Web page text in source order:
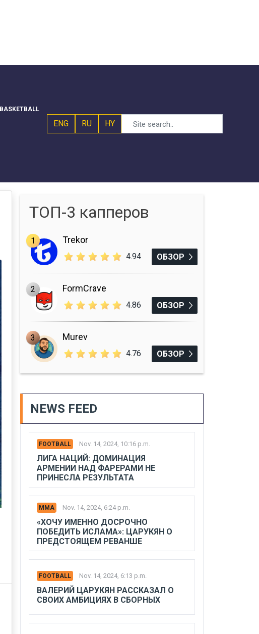
BASKETBALL
ENG RU HY
ТОП-3 капперов
1 Trekor
4.94 ОБЗОР
2 FormCrave
4.86 ОБЗОР
3 Murev
4.76 ОБЗОР
NEWS FEED
FOOTBALL Nov. 14, 2024, 10:16 p.m.
ЛИГА НАЦИЙ: ДОМИНАЦИЯ
АРМЕНИИ НАД ФАРЕРАМИ НЕ
ПРИНЕСЛА РЕЗУЛЬТАТА
MMA Nov. 14, 2024, 6:24 p.m.
«ХОЧУ ИМЕННО ДОСРОЧНО
ПОБЕДИТЬ ИСЛАМА»: ЦАРУКЯН О
ПРЕДСТОЯЩЕМ РЕВАНШЕ
FOOTBALL Nov. 14, 2024, 6:13 p.m.
ВАЛЕРИЙ ЦАРУКЯН РАССКАЗАЛ О
СВОИХ АМБИЦИЯХ В СБОРНЫХ